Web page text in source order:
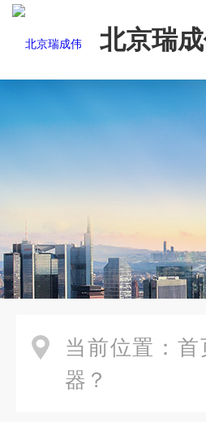
北京瑞
司
当前位置： 首
器？